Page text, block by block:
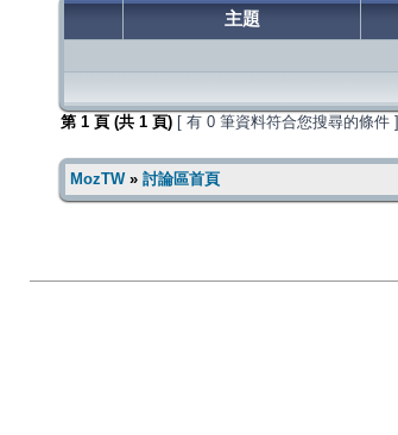
主題
第 1 頁 (共 1 頁) [ 有 0 筆資料符合您搜尋的條件 ]
MozTW» 討論區首頁